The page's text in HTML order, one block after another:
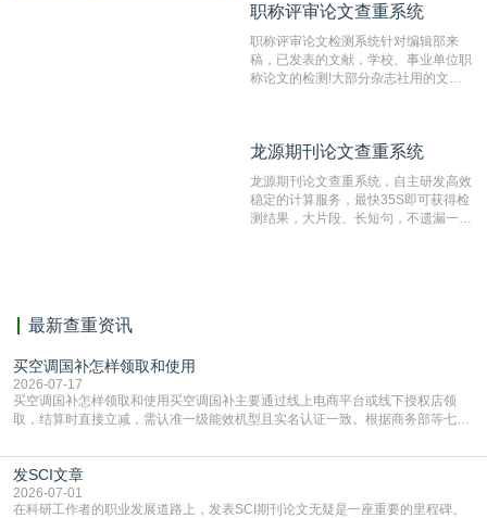
检测速度快、精度高，市场反映良好。
职称评审论文查重系统
职称评审论文检测系统针对编辑部来
稿，已发表的文献，学校、事业单位职
称论文的检测!大部分杂志社用的文献
编辑部检测来稿和已发表的文献,检测
测时注意填写第一作者,才能排除已发
表文献复制比。（限制字符数1万）
龙源期刊论文查重系统
龙源期刊论文查重系统，自主研发高效
稳定的计算服务，最快35S即可获得检
测结果，大片段、长短句，不遗漏一处
最新查重资讯
买空调国补怎样领取和使用
2026-07-17
买空调国补怎样领取和使用买空调国补主要通过线上电商平台或线下授权店领
取，结算时直接立减‌，需认准一级能效机型且实名认证一致。根据商务部等七部
能领到补贴首选‌京东APP‌搜索专属口令(如【家电补贴1637】、【国补立省
4949】等，口令会随活动更新，以页面显示为准)进入补贴专场。淘宝/天猫也可
复制粘贴【8$FKFGgJq
发SCI文章
2026-07-01
在科研工作者的职业发展道路上，发表SCI期刊论文无疑是一座重要的里程碑。